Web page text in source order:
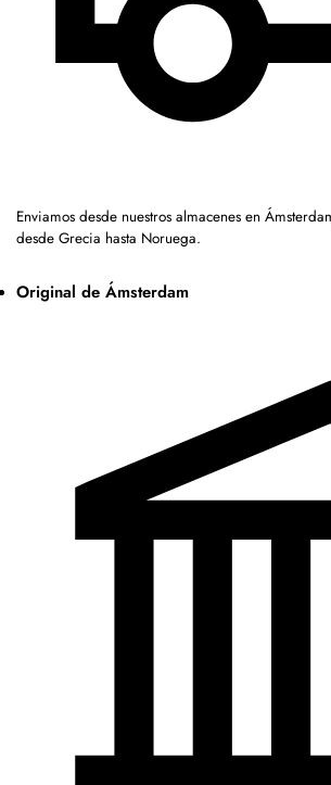
Enviamos desde nuestros almacenes en
desde Grecia hasta Noruega.
Original de Ámsterdam